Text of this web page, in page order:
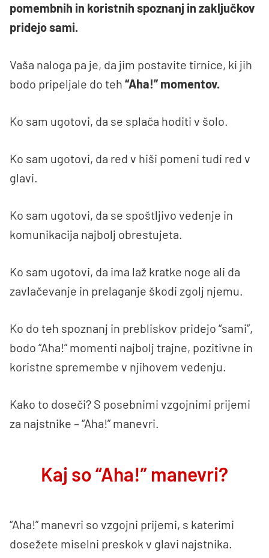
pomembnih in koristnih spoznanj in zaključkov
pridejo sami.
Vaša naloga pa je, da jim postavite tirnice, ki jih
bodo pripeljale do teh “Aha!” momentov.
Ko sam ugotovi, da se splača hoditi v šolo.
Ko sam ugotovi, da red v hiši pomeni tudi red v
glavi.
Ko sam ugotovi, da se spoštljivo vedenje in
komunikacija najbolj obrestujeta.
Ko sam ugotovi, da ima laž kratke noge ali da
zavlačevanje in prelaganje škodi zgolj njemu.
Ko do teh spoznanj in prebliskov pridejo “sami”,
bodo “Aha!” momenti najbolj trajne, pozitivne in
koristne spremembe v njihovem vedenju.
Kako to doseči? S posebnimi vzgojnimi prijemi
za najstnike – “Aha!” manevri.
Kaj so “Aha!” manevri?
“Aha!” manevri so vzgojni prijemi, s katerimi
dosežete miselni preskok v glavi najstnika.